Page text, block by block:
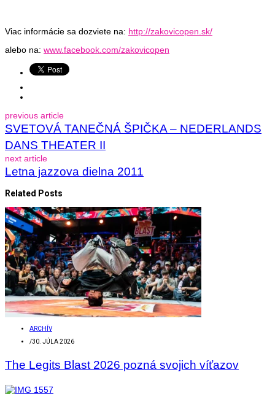
Viac informácie sa dozviete na: http://zakovicopen.sk/
alebo na: www.facebook.com/zakovicopen
previous article
SVETOVÁ TANEČNÁ ŠPIČKA – NEDERLANDS
DANS THEATER II
next article
Letna jazzova dielna 2011
Related Posts
ARCHÍV
/30. JÚLA 2026
The Legits Blast 2026 pozná svojich víťazov